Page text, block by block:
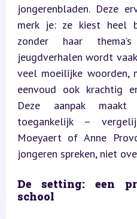
jongerenbladen. Deze
merk je: ze kiest heel
zonder haar
jeugdverhalen wordt
veel moeilijke woorden,
eenvoud ook krachtig
Deze aanpak
toegankelijk –
Moeyaert of Anne
jongeren spreken, niet
De setting: een
school